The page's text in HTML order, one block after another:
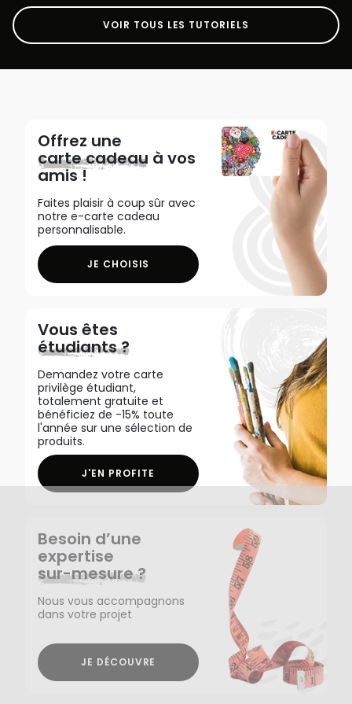
VOIR TOUS LES TUTORIELS
Offrez une
carte cadeau à vos
amis !
Faites plaisir à coup sûr avec
notre e-carte cadeau
personnalisable.
JE CHOISIS
Vous êtes
étudiants ?
Demandez votre carte
privilège étudiant,
totalement gratuite et
bénéficiez de -15% toute
l'année sur une sélection de
produits.
J'EN PROFITE
Besoin d’une
expertise
sur-mesure ?
Nous vous accompagnons
dans votre projet
JE DÉCOUVRE